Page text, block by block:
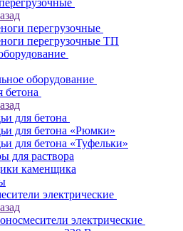
перегрузочные
перегрузочные ТП
оборудование
бетона
для бетона
для бетона «Рюмки»
для бетона «Туфельки»
для раствора
каменщика
электрические
электрические